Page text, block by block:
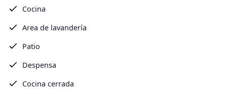
Cocina
Area de lavandería
Patio
Despensa
Cocina cerrada